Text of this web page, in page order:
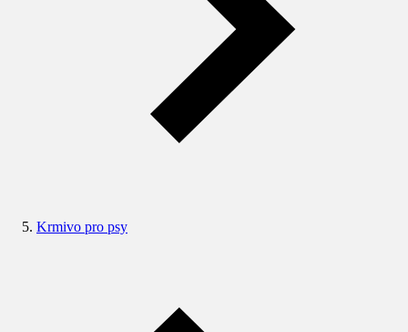
Krmivo pro psy